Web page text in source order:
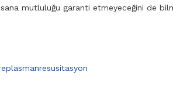
sana mutluluğu garanti etmeyeceğini de
resusitasyon